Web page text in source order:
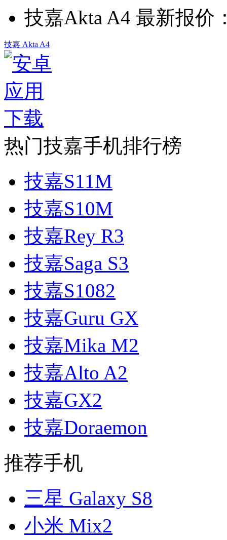
技嘉Akta A4 最新报价
技嘉 Akta A4
热门技嘉手机排行榜
技嘉S11M
技嘉S10M
技嘉Rey R3
技嘉Saga S3
技嘉S1082
技嘉Guru GX
技嘉Mika M2
技嘉Alto A2
技嘉GX2
技嘉Doraemon
推荐手机
三星 Galaxy S8
小米 Mix2